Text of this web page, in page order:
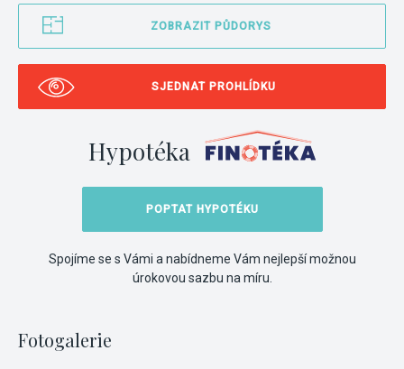
ZOBRAZIT PŮDORYS
SJEDNAT PROHLÍDKU
Hypotéka
POPTAT HYPOTÉKU
Spojíme se s Vámi a nabídneme Vám nejlepší možnou
úrokovou sazbu na míru.
Fotogalerie